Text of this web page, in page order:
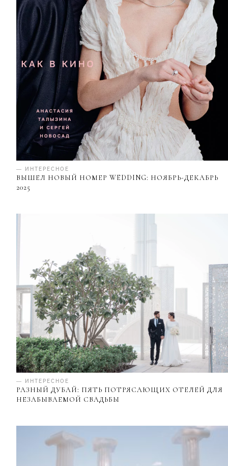
— ИНТЕРЕСНОЕ
ВЫШЕЛ НОВЫЙ НОМЕР WEDDING: НОЯБРЬ-ДЕКАБРЬ
2025
— ИНТЕРЕСНОЕ
РАЗНЫЙ ДУБАЙ: ПЯТЬ ПОТРЯСАЮЩИХ ОТЕЛЕЙ ДЛЯ
НЕЗАБЫВАЕМОЙ СВАДЬБЫ